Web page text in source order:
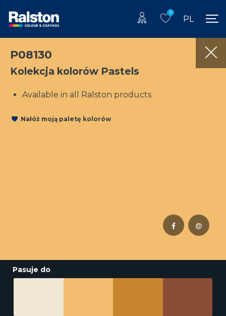
0
PL
P08130
Kolekcja kolorów Pastels
Available in all Ralston products
Nałóż moją paletę kolorów
Pasuje do